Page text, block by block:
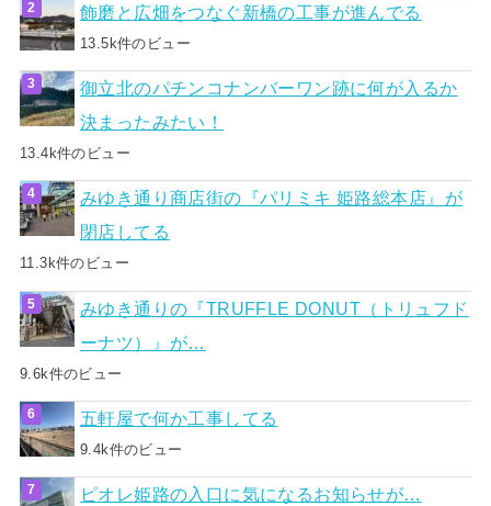
飾磨と広畑をつなぐ新橋の工事が進んでる
13.5k件のビュー
御立北のパチンコナンバーワン跡に何が入るか
決まったみたい！
13.4k件のビュー
みゆき通り商店街の『パリミキ 姫路総本店』が
閉店してる
11.3k件のビュー
みゆき通りの『TRUFFLE DONUT（トリュフド
ーナツ）』が…
9.6k件のビュー
五軒屋で何か工事してる
9.4k件のビュー
ピオレ姫路の入口に気になるお知らせが…